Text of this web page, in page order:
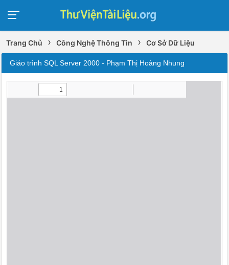
Trang Chủ › Công Nghệ Thông Tin › Cơ Sở Dữ Liệu
Giáo trình SQL Server 2000 - Phạm Thị Hoàng Nhung